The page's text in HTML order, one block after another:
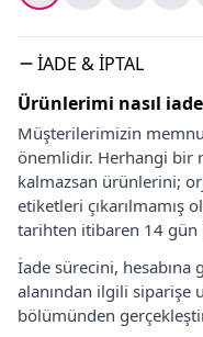
İADE & İPTAL
Ürünlerimi nasıl
Müşterilerimizin
önemlidir. Herhangi bir
kalmazsan ürünlerini;
etiketleri çıkarılmamış
tarihten itibaren 14 gün
İade sürecini, hesabına
alanından ilgili siparişe
bölümünden